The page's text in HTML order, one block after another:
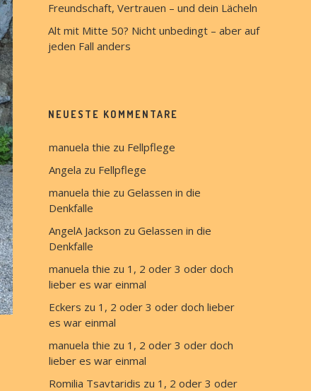
Freundschaft, Vertrauen – und dein Lächeln
Alt mit Mitte 50? Nicht unbedingt – aber auf
jeden Fall anders
NEUESTE KOMMENTARE
manuela thie zu Fellpflege
Angela zu Fellpflege
manuela thie zu Gelassen in die
Denkfalle
AngelA Jackson zu Gelassen in die
Denkfalle
manuela thie zu 1, 2 oder 3 oder doch
lieber es war einmal
Eckers zu 1, 2 oder 3 oder doch lieber
es war einmal
manuela thie zu 1, 2 oder 3 oder doch
lieber es war einmal
Romilia Tsavtaridis zu 1, 2 oder 3 oder